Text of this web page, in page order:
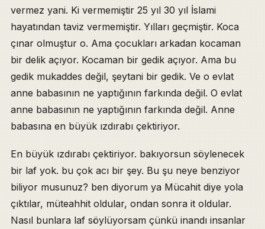
vermez yani. Ki vermemiştir 25 yıl 30 yıl İslami
hayatından taviz vermemiştir. Yılları geçmiştir. Koca
çınar olmuştur o. Ama çocukları arkadan kocaman
bir delik açıyor. Kocaman bir gedik açıyor. Ama bu
gedik mukaddes değil, şeytani bir gedik. Ve o evlat
anne babasının ne yaptığının farkında değil. O evlat
anne babasının ne yaptığının farkında değil. Anne
babasına en büyük ızdırabı çektiriyor.
En büyük ızdırabı çektiriyor. bakıyorsun söylenecek
bir laf yok. bu çok acı bir şey. Bu şu neye benziyor
biliyor musunuz? ben diyorum ya Mücahit diye yola
çıktılar, müteahhit oldular, ondan sonra it oldular.
Nasıl bunlara laf söylüyorsam çünkü inandı insanlar